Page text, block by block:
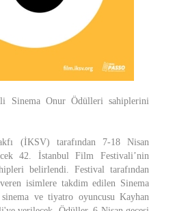
Sinema Onur Ödülleri sahiplerini
(İKSV) tarafından 7-18 Nisan
42. İstanbul Film Festivali’nin
belirlendi. Festival tarafından
isimlere takdim edilen Sinema
ve tiyatro oyuncusu Kayhan